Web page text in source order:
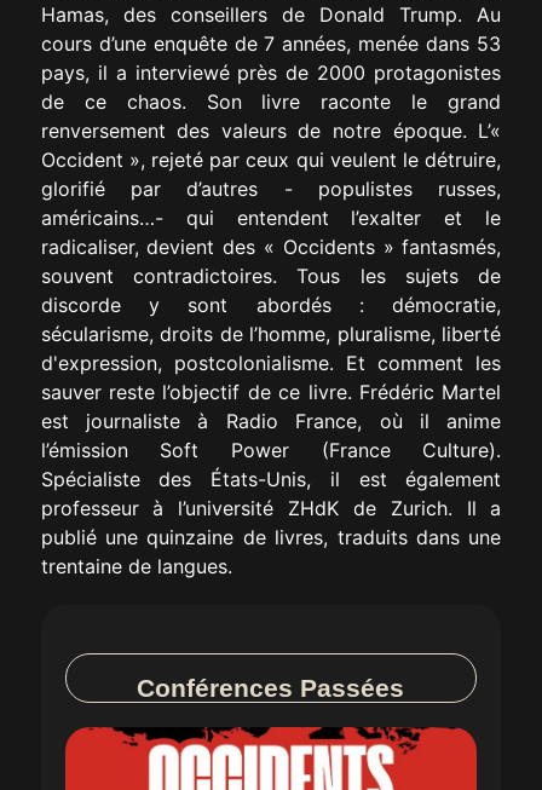
Conférences Passées
Hamas, des conseillers de Donald Trump. Au
cours d’une enquête de 7 années, menée dans 53
pays, il a interviewé près de 2000 protagonistes
de ce chaos. Son livre raconte le grand
renversement des valeurs de notre époque. L’«
Occident », rejeté par ceux qui veulent le détruire,
glorifié par d’autres - populistes russes,
américains…- qui entendent l’exalter et le
radicaliser, devient des « Occidents » fantasmés,
souvent contradictoires. Tous les sujets de
discorde y sont abordés : démocratie,
sécularisme, droits de l’homme, pluralisme, liberté
d'expression, postcolonialisme. Et comment les
sauver reste l’objectif de ce livre. Frédéric Martel
est journaliste à Radio France, où il anime
l’émission Soft Power (France Culture).
Spécialiste des États-Unis, il est également
professeur à l’université ZHdK de Zurich. Il a
publié une quinzaine de livres, traduits dans une
trentaine de langues.